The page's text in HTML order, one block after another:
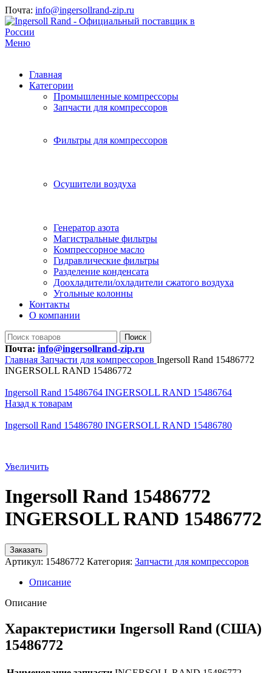
Почта: info@ingersollrand-zip.ru
Меню
Главная
Категории
Промышленные компрессоры
Запчасти для компрессоров
Фильтры для компрессоров
Осушители воздуха
Генератор азота
Магистральные фильтры
Компрессорное масло
Гидравлические фильтры
Разделение конденсата
Доохладители/охладители сжатого воздуха
Угольные колонны
Контакты
О компании
Поиск
Почта: info@ingersollrand-zip.ru
Главная Запчасти для компрессоров Ingersoll Rand 15486772
INGERSOLL RAND 15486772
Ingersoll Rand 15486764 INGERSOLL RAND 15486764
Назад к товарам
Ingersoll Rand 15486780 INGERSOLL RAND 15486780
Увеличить
Ingersoll Rand 15486772
INGERSOLL RAND 15486772
Заказать
Артикул: 15486772 Категория: Запчасти для компрессоров
Описание
Описание
Характеристики Ingersoll Rand (США)
15486772